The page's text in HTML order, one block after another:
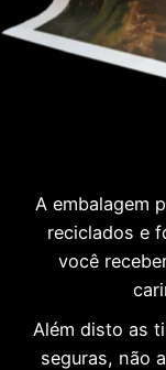
A embalagem
reciclados e
você
Além disto as
seguras, não